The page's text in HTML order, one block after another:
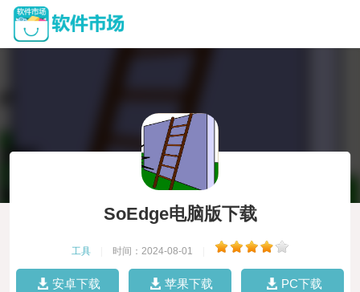
SoEdge电脑版下载
工具 时间：2024-08-01
安卓下载 苹果下载 PC下载